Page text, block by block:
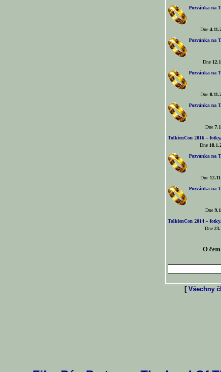
Pozvánka na
Dne
Pozvánka na
Dne
Pozvánka na
Dne
Pozvánka na
Dne
TolkienCon 2016 –
Dne
Pozvánka na
Dne
Pozvánka na
Dne
TolkienCon 2014 –
Dne
O
[ Všechny